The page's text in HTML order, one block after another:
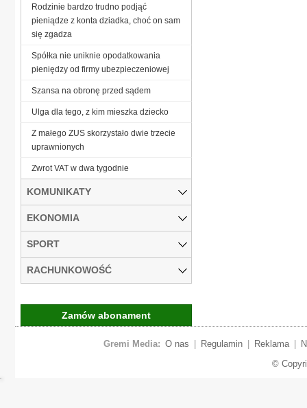
Rodzinie bardzo trudno podjąć
pieniądze z konta dziadka, choć on sam
się zgadza
Spółka nie uniknie opodatkowania
pieniędzy od firmy ubezpieczeniowej
Szansa na obronę przed sądem
Ulga dla tego, z kim mieszka dziecko
Z małego ZUS skorzystało dwie trzecie
uprawnionych
Zwrot VAT w dwa tygodnie
KOMUNIKATY
EKONOMIA
SPORT
RACHUNKOWOŚĆ
Zamów abonament
Gremi Media: O nas Regulamin Reklama
©